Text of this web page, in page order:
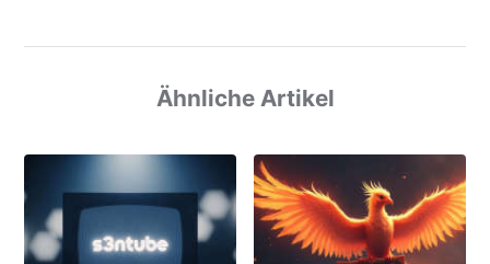
Ähnliche Artikel